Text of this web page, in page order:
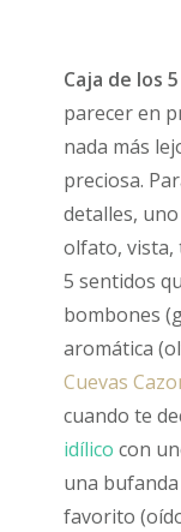
Caja de los
parecer en
nada más
preciosa.
detalles,
olfato, vista,
5 sentidos
bombones
aromática
Cuevas
cuando te
idílico con
una
favorito